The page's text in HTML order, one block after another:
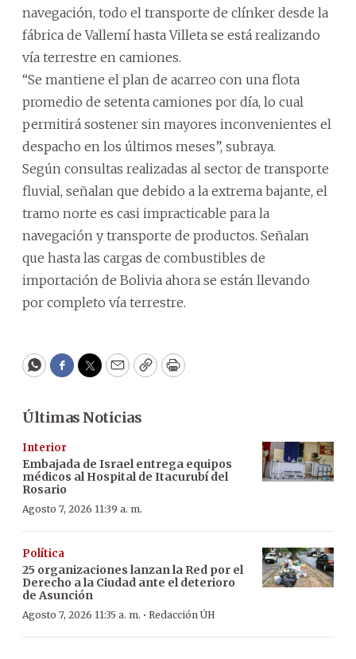
navegación, todo el transporte de clínker desde la
fábrica de Vallemí hasta Villeta se está realizando
vía terrestre en camiones.
“Se mantiene el plan de acarreo con una flota
promedio de setenta camiones por día, lo cual
permitirá sostener sin mayores inconvenientes el
despacho en los últimos meses”, subraya.
Según consultas realizadas al sector de transporte
fluvial, señalan que debido a la extrema bajante, el
tramo norte es casi impracticable para la
navegación y transporte de productos. Señalan
que hasta las cargas de combustibles de
importación de Bolivia ahora se están llevando
por completo vía terrestre.
WhatsApp
Facebook
Twitter
EmailCopyPrint
Últimas Noticias
Interior
Embajada de Israel entrega equipos
médicos al Hospital de Itacurubí del
Rosario
Agosto 7, 2026 11:39 a. m.
Política
25 organizaciones lanzan la Red por el
Derecho a la Ciudad ante el deterioro
de Asunción
Agosto 7, 2026 11:35 a. m. · Redacción ÚH